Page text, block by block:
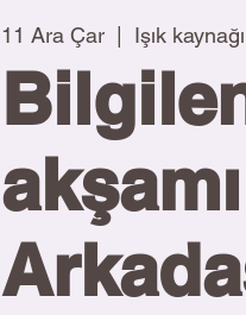
11 Ara Çar Işık
akşamı